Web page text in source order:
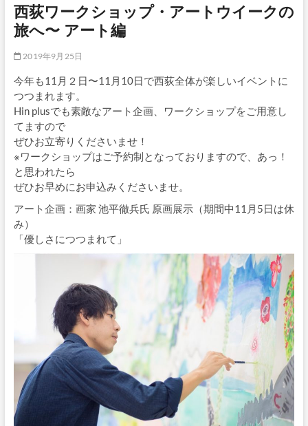
西荻ワークショップ・アートウイークの
旅へ〜 アート編
2019年9月25日
今年も11月２日〜11月10日で西荻全体が楽しいイベントに
つつまれます。
Hin plusでも素敵なアート企画、ワークショップをご用意し
てますので
ぜひお立寄りくださいませ！
※ワークショップはご予約制となっておりますので、あっ！
と思われたら
ぜひお早めにお申込みくださいませ。
アート企画：画家 池平徹兵氏 原画展示（期間中11月5日は休
み）
「優しさにつつまれて」